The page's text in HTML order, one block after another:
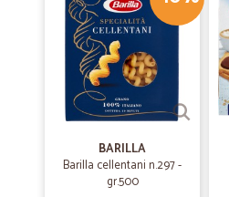
BARILLA
Barilla cellentani n.297 -
gr.500